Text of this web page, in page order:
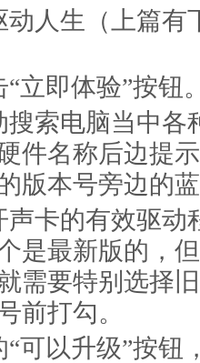
动人生（上篇有
立即体验”按钮
搜索电脑当中各
件名称后边提
版本号旁边的
卡的有效驱动
是最新版的，
需要特别选择
前打勾。
可以升级”按钮